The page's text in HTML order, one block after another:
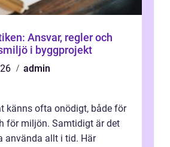
Ansvar, regler och
i byggprojekt
admin
känns ofta onödigt, både för
för miljön. Samtidigt är det
använda allt i tid. Här